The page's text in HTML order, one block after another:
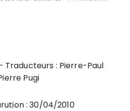
Traducteurs : Pierre-Paul
Pugi
: 30/04/2010